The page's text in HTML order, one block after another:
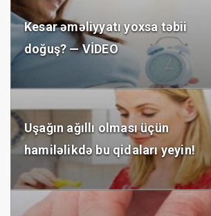
Kesar əməliyyatı yoxsa təbii
doğuş? — VİDEO
Uşağın ağıllı olması üçün
hamiləlikdə bu qidaları yeyin!